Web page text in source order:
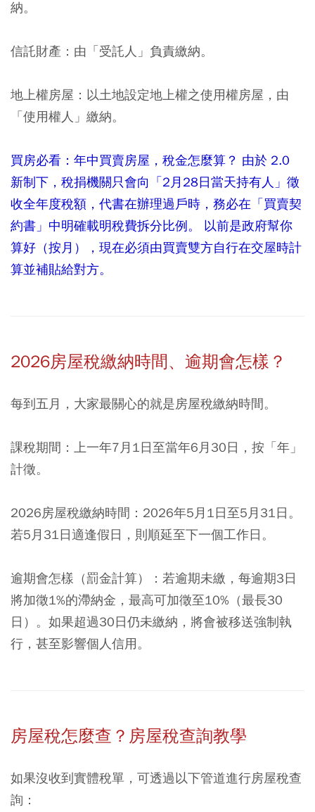
納。
信託財產： 由「受託人」負責繳納。
地上權房屋： 以土地設定地上權之使用權房屋，由
「使用權人」繳納。
買房必看：年中買賣房屋，稅金怎麼算？ 由於 2.0
新制下，稅捐機關只會向「2月28日當天持有人」徵
收全年度稅額，代書在辦理過戶時，務必在「買賣契
約書」中明確載明稅費拆分比例。 以前是政府幫你
算好（按月），現在必須由買賣雙方自行在交屋時計
算並補貼給對方。
2026房屋稅繳納時間、逾期會怎樣？
每到五月，大家最關心的就是房屋稅繳納時間。
課稅期間： 上一年7月1日至當年6月30日，按「年」
計徵。
2026房屋稅繳納時間： 2026年5月1日至5月31日。
若5月31日適逢假日，則順延至下一個工作日。
逾期會怎樣（罰金計算）： 若逾期未繳，每逾期3日
將加徵1%的滯納金，最高可加徵至10%（最長30
日）。如果超過30日仍未繳納，將會被移送強制執
行，甚至影響個人信用。
房屋稅怎麼查？房屋稅查詢教學
如果沒收到實體稅單，可透過以下管道進行房屋稅查
詢：